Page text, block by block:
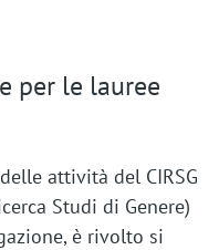
per le lauree
attività del CIRSG
Studi di Genere)
è rivolto si